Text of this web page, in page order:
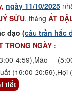
ngày 11/10/2025
SỬU, tháng ẤT
đạo (câu trần hắc
TRONG NGÀY :
4:59),Mão
(19:00-20:59),Hợi
tiết